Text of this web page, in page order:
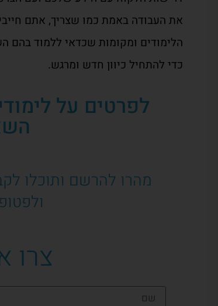
את העבודה באמת כמו שצריך, אתם
הלימודים ומקומות שכדאי ללמוד בהם
כדי להתחיל כיוון חדש ומרגש.
לפרטים על
מהרו להרשם ותוכלו לקבל
צרו